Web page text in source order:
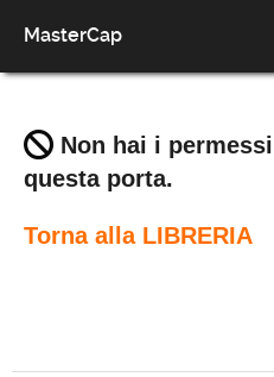
MasterCap
Non hai i
questa porta.
Torna alla LIBRERIA